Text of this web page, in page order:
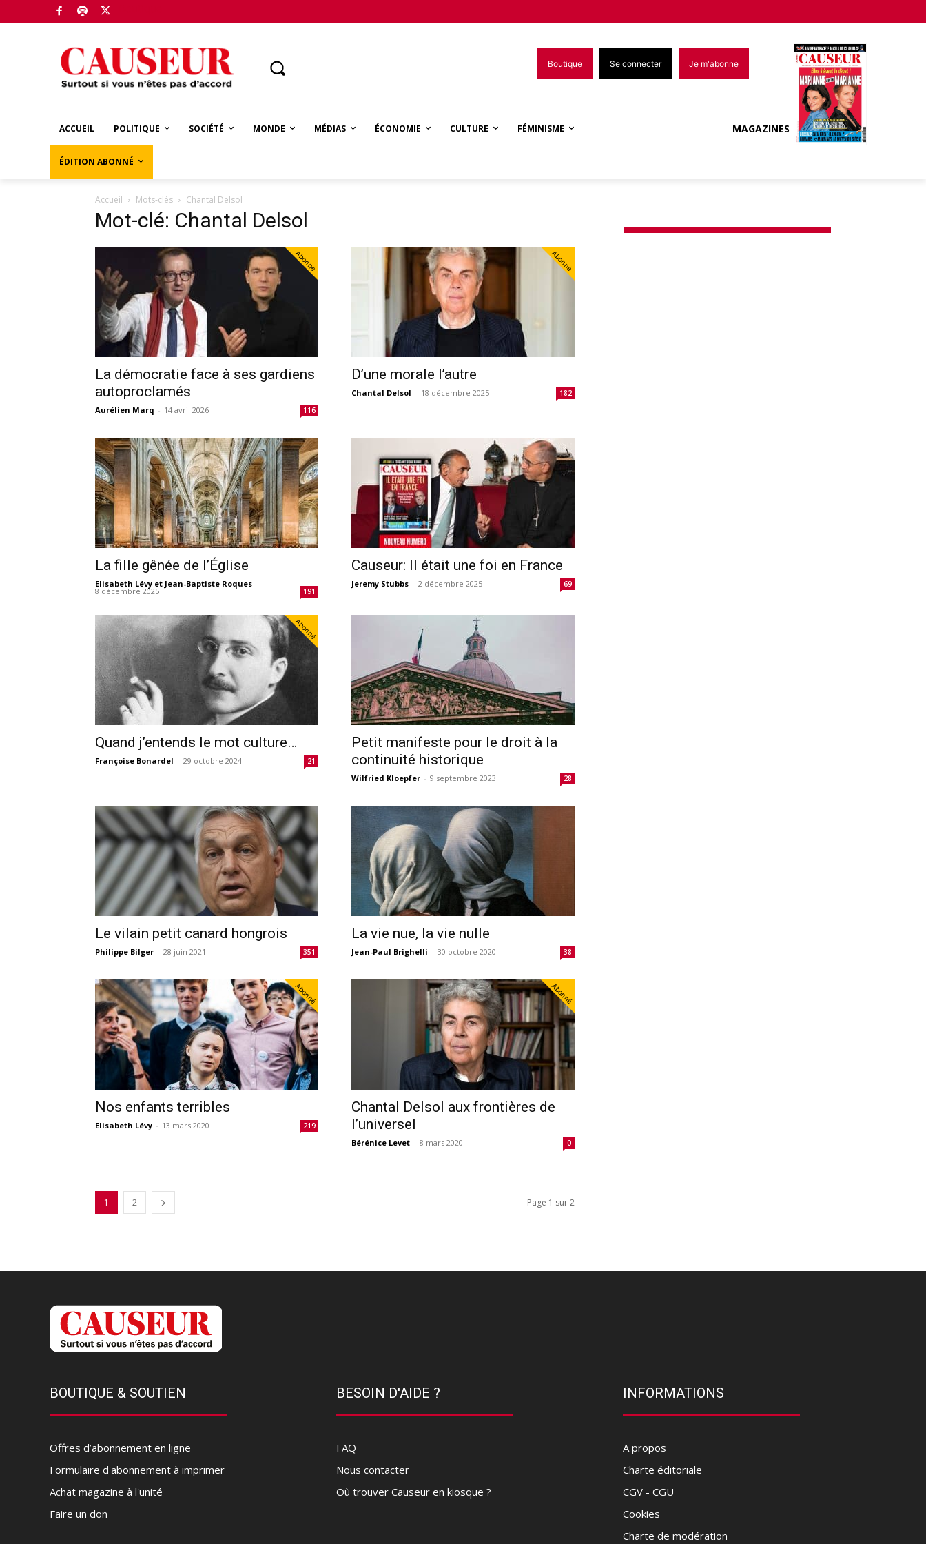
Boutique Se connecter Je m'abonne
ACCUEIL POLITIQUE SOCIÉTÉ MONDE MÉDIAS ÉCONOMIE CULTURE FÉMINISME
ÉDITION ABONNÉ
MAGAZINES
Accueil Mots-clés Chantal Delsol
Mot-clé: Chantal Delsol
Abonné
La démocratie face à ses gardiens
autoproclamés
Aurélien Marq - 14 avril 2026 116
Abonné
D’une morale l’autre
Chantal Delsol - 18 décembre 2025 182
La fille gênée de l’Église
Elisabeth Lévy et Jean-Baptiste Roques -
8 décembre 2025 191
Causeur: Il était une foi en France
Jeremy Stubbs - 2 décembre 2025 69
Abonné
Quand j’entends le mot culture…
Françoise Bonardel - 29 octobre 2024 21
Petit manifeste pour le droit à la
continuité historique
Wilfried Kloepfer - 9 septembre 2023 28
Le vilain petit canard hongrois
Philippe Bilger - 28 juin 2021 351
La vie nue, la vie nulle
Jean-Paul Brighelli - 30 octobre 2020 38
Abonné
Nos enfants terribles
Elisabeth Lévy - 13 mars 2020 219
Abonné
Chantal Delsol aux frontières de
l’universel
Bérénice Levet - 8 mars 2020 0
1 2 Page 1 sur 2
BOUTIQUE & SOUTIEN
Offres d’abonnement en ligne
Formulaire d'abonnement à imprimer
Achat magazine à l'unité
Faire un don
BESOIN D'AIDE ?
FAQ
Nous contacter
Où trouver Causeur en kiosque ?
INFORMATIONS
A propos
Charte éditoriale
CGV - CGU
Cookies
Charte de modération